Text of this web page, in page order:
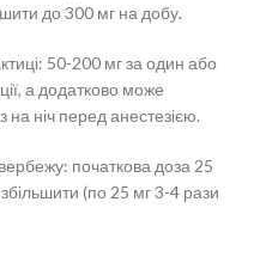
до 300 мг на добу.
50-200 мг за один або
а додатково може
ніч перед анестезією.
початкова доза 25
(по 25 мг 3-4 рази